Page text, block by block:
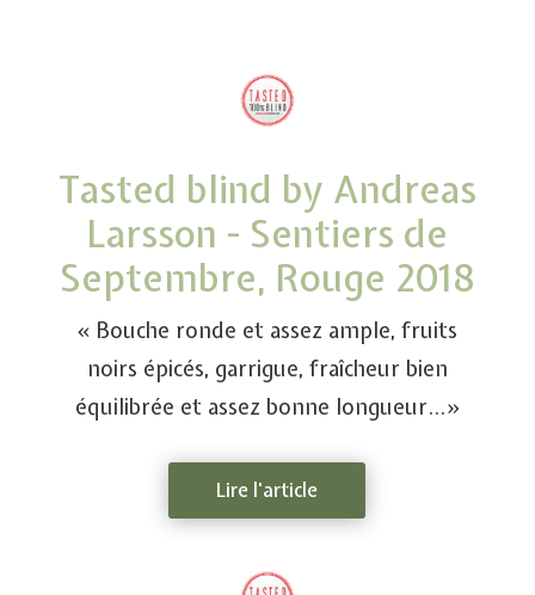
Tasted blind by Andreas
Larsson - Sentiers de
Septembre, Rouge 2018
« Bouche ronde et assez ample, fruits
noirs épicés, garrigue, fraîcheur bien
équilibrée et assez bonne longueur…»
Lire l'article